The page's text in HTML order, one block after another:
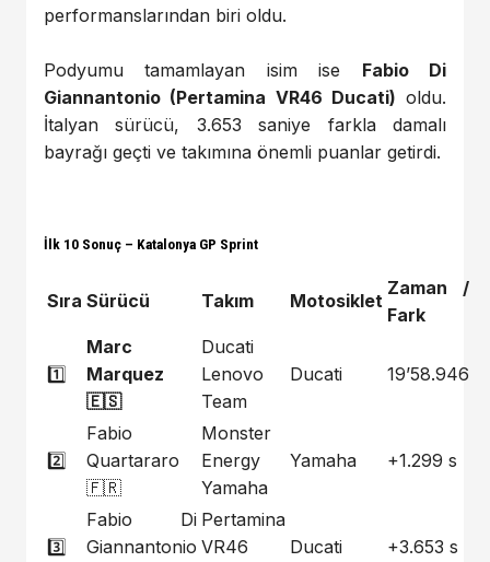
performanslarından biri oldu.
Podyumu tamamlayan isim ise Fabio Di
Giannantonio (Pertamina VR46 Ducati) oldu.
İtalyan sürücü, 3.653 saniye farkla damalı
bayrağı geçti ve takımına önemli puanlar getirdi.
İlk 10 Sonuç – Katalonya GP Sprint
Sıra Sürücü Takım Motosiklet
Zaman /
Fark
1️⃣
Marc
Marquez
🇪🇸
Ducati
Lenovo
Team
Ducati 19’58.946
2️⃣
Fabio
Quartararo
🇫🇷
Monster
Energy
Yamaha
Yamaha +1.299 s
3️⃣
Fabio Di
Giannantonio
Pertamina
VR46
Ducati +3.653 s